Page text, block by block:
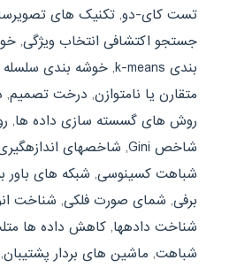
تست کای-دو, تکنیک های
جستجو اکتشافی انتخاب ویژگی,
بندی k-means
, خوشه بندی سلسله
متقارن یا نامتوازن, درخت تصمیم,
روش های گسسته سازی داده ها,
شاخص Gini
, شاخصهای
شباهت کسینوسی, شبکه های باور
برفی, شمای صورت فلکی, شناخت
شناخت دادهها, کاهش داده ها
شباهت, ماشین های بردار پشتیبان,